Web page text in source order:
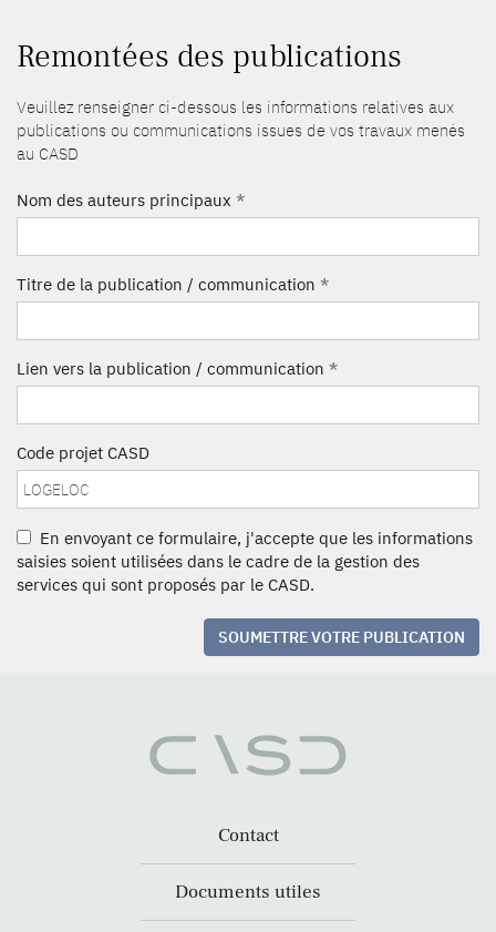
Remontées des publications
Veuillez renseigner ci-dessous les informations relatives aux
publications ou communications issues de vos travaux menés
au CASD
Nom des auteurs principaux *
Titre de la publication / communication *
Lien vers la publication / communication *
Code projet CASD
En envoyant ce formulaire, j'accepte que les informations
saisies soient utilisées dans le cadre de la gestion des
services qui sont proposés par le CASD.
SOUMETTRE VOTRE PUBLICATION
Contact
Documents utiles